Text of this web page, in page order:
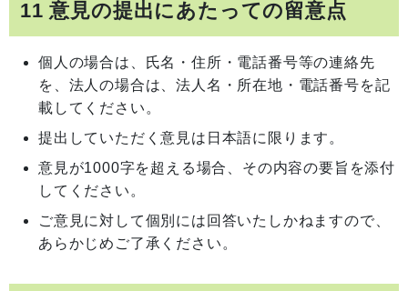
11 意見の提出にあたっての留意点
個人の場合は、氏名・住所・電話番号等の連絡先
を、法人の場合は、法人名・所在地・電話番号を記
載してください。
提出していただく意見は日本語に限ります。
意見が1000字を超える場合、その内容の要旨を添付
してください。
ご意見に対して個別には回答いたしかねますので、
あらかじめご了承ください。